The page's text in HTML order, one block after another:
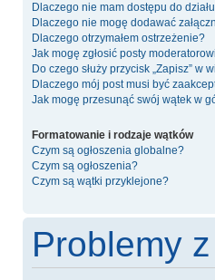
Dlaczego nie mam dostępu do
Dlaczego nie mogę dodawać
Dlaczego otrzymałem ostrzeżenie?
Jak mogę zgłosić posty
Do czego służy przycisk „Zapisz” w
Dlaczego mój post musi być
Jak mogę przesunąć swój wątek w
Formatowanie i rodzaje wątków
Czym są ogłoszenia globalne?
Czym są ogłoszenia?
Czym są wątki przyklejone?
Problemy